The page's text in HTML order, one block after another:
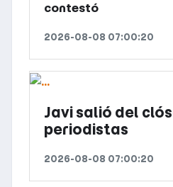
contestó
2026-08-08 07:00:20
Javi salió del
periodistas
2026-08-08 07:00:20